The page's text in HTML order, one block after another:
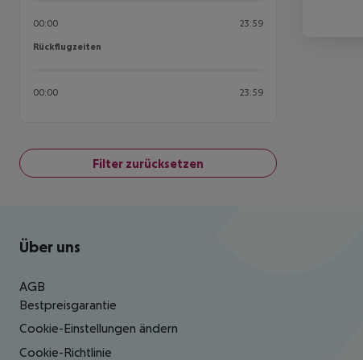
00:00 23:59
Rückflugzeiten
Rückflugzeiten
00:00 23:59
Filter zurücksetzen
Footer navigation
Über uns
AGB
Bestpreisgarantie
Cookie-Einstellungen ändern
Cookie-Richtlinie